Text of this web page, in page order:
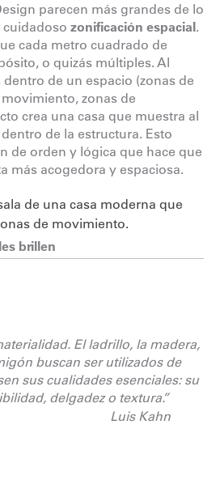
parecen más grandes de lo
cuidadoso zonificación espacial.
cada metro cuadrado de
o quizás múltiples. Al
de un espacio (zonas de
zonas de
crea una casa que muestra al
de la estructura. Esto
de orden y lógica que hace que
más acogedora y espaciosa.
brillen
El ladrillo, la madera,
buscan ser utilizados de
sus cualidades esenciales: su
delgadez o textura.”
Luis Kahn